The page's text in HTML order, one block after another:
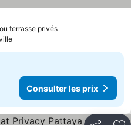
terrasse privés
Consulter les prix